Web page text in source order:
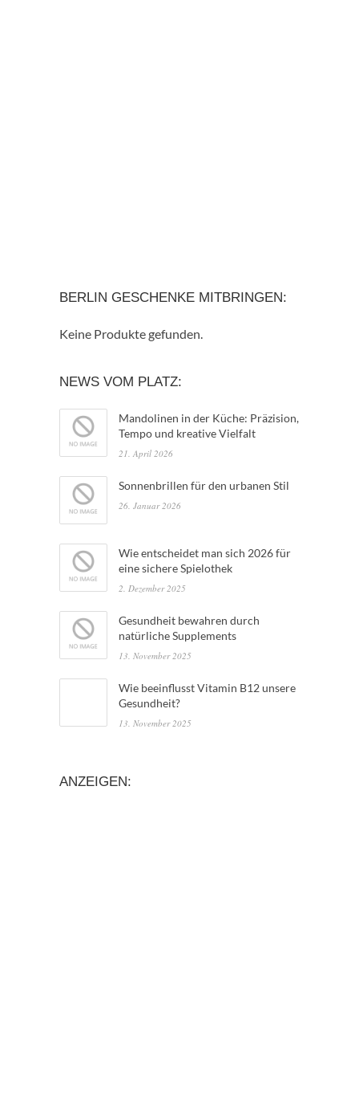
BERLIN GESCHENKE MITBRINGEN:
Keine Produkte gefunden.
NEWS VOM PLATZ:
Mandolinen in der Küche: Präzision,
Tempo und kreative Vielfalt
21. April 2026
Sonnenbrillen für den urbanen Stil
26. Januar 2026
Wie entscheidet man sich 2026 für
eine sichere Spielothek
2. Dezember 2025
Gesundheit bewahren durch
natürliche Supplements
13. November 2025
Wie beeinflusst Vitamin B12 unsere
Gesundheit?
13. November 2025
ANZEIGEN: